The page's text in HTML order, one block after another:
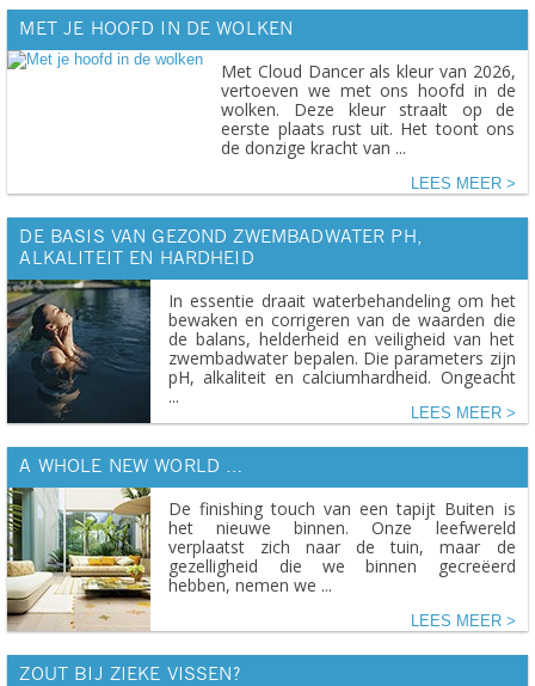
MET JE HOOFD IN DE WOLKEN
Met Cloud Dancer als kleur van 2026,
vertoeven we met ons hoofd in de
wolken. Deze kleur straalt op de
eerste plaats rust uit. Het toont ons
de donzige kracht van ...
LEES MEER
DE BASIS VAN GEZOND ZWEMBADWATER PH,
ALKALITEIT EN HARDHEID
In essentie draait waterbehandeling om het
bewaken en corrigeren van de waarden die
de balans, helderheid en veiligheid van het
zwembadwater bepalen. Die parameters zijn
pH, alkaliteit en calciumhardheid. Ongeacht
...
LEES MEER
A WHOLE NEW WORLD …
De finishing touch van een tapijt Buiten is
het nieuwe binnen. Onze leefwereld
verplaatst zich naar de tuin, maar de
gezelligheid die we binnen gecreëerd
hebben, nemen we ...
LEES MEER
ZOUT BIJ ZIEKE VISSEN?